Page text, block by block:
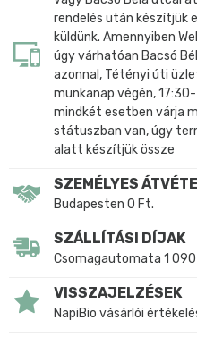
rendelés után készítjük
küldünk. Amennyiben
úgy várhatóan Bacsó
azonnal, Tétényi úti
munkanap végén,
mindkét esetben várja
státuszban van, úgy
alatt készítjük össze
SZEMÉLYES
Budapesten 0 Ft.
SZÁLLÍTÁSI DÍJAK
Csomagautomata 1
VISSZAJELZÉSEK
NapiBio vásárlói